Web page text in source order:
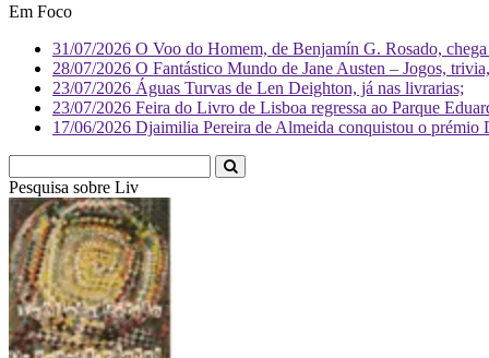
Em Foco
31/07/2026 O Voo do Homem, de Benjamín G. Rosado,
28/07/2026 O Fantástico Mundo de Jane Austen – Jogos,
23/07/2026 Águas Turvas de Len Deighton, já nas livrarias;
23/07/2026 Feira do Livro de Lisboa regressa ao Parque
17/06/2026 Djaimilia Pereira de Almeida conquistou o
Pesquisa sobre Literatura